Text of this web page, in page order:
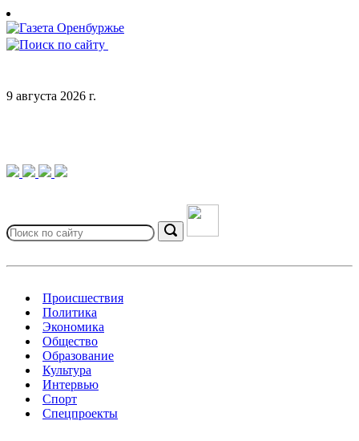
Skip
to
content
9 августа 2026 г.
for:
Search
Происшествия
Политика
Экономика
Общество
Образование
Культура
Интервью
Спорт
Спецпроекты